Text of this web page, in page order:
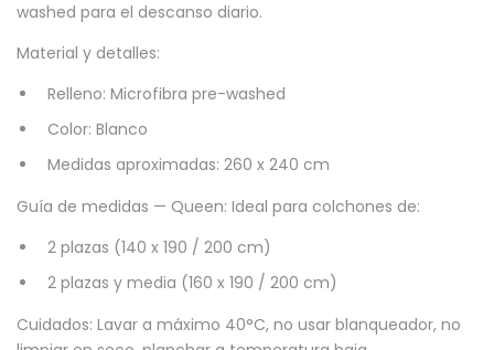
washed para el descanso diario.
Material y detalles:
Relleno: Microfibra pre-washed
Color: Blanco
Medidas aproximadas: 260 x 240 cm
Guía de medidas — Queen: Ideal para colchones de:
2 plazas (140 x 190 / 200 cm)
2 plazas y media (160 x 190 / 200 cm)
Cuidados: Lavar a máximo 40°C, no usar blanqueador, no